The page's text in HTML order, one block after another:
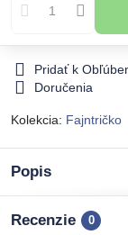
Pridať k
Doručenia
Kolekcia: Fajntričko
Popis
Recenzie 0